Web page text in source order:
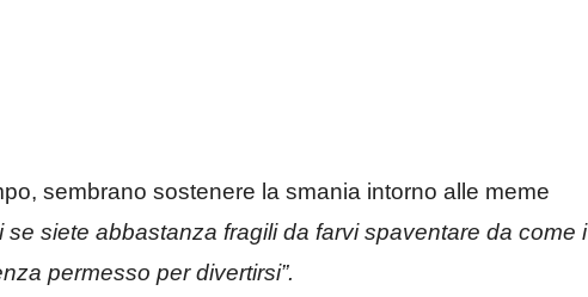
sembrano sostenere la smania intorno alle meme
se siete abbastanza fragili da farvi spaventare da come i
permesso per divertirsi”.